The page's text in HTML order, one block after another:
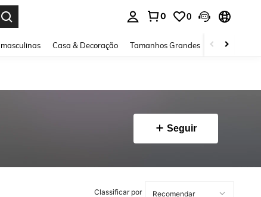
0 0
Casa & Decoração Tamanhos Grandes Joias e
Seguir
Classificar por